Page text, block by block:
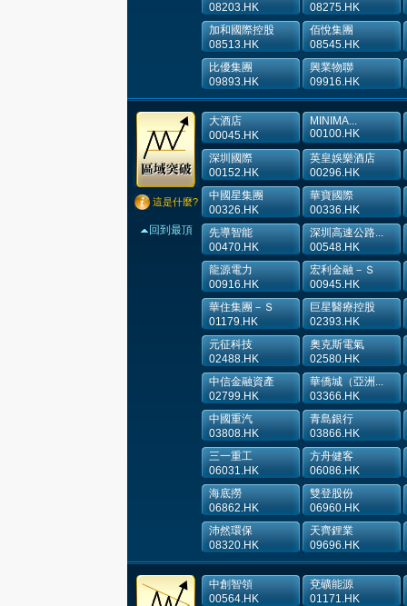
08203.HK
08275.HK
加和國際控股
08513.HK
佰悅集團
08545.HK
比優集團
09893.HK
興業物聯
09916.HK
這是什麼?
回到最頂
大酒店
00045.HK
MINIMA...
00100.HK
深圳國際
00152.HK
英皇娛樂酒店
00296.HK
中國星集團
00326.HK
華寶國際
00336.HK
先導智能
00470.HK
深圳高速公路...
00548.HK
龍源電力
00916.HK
宏利金融－Ｓ
00945.HK
華住集團－Ｓ
01179.HK
巨星醫療控股
02393.HK
元征科技
02488.HK
奧克斯電氣
02580.HK
中信金融資產
02799.HK
華僑城（亞洲...
03366.HK
中國重汽
03808.HK
青島銀行
03866.HK
三一重工
06031.HK
方舟健客
06086.HK
海底撈
06862.HK
雙登股份
06960.HK
沛然環保
08320.HK
天齊鋰業
09696.HK
中創智領
00564.HK
兗礦能源
01171.HK